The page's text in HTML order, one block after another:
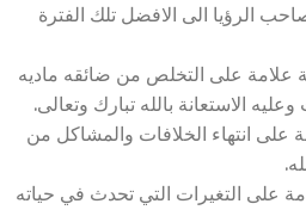
الرؤيا الى الافضل تلك الفترة
علامة على التخلص من ضائقه ماديه
الاستعانة بالله تبارك وتعالى.
على انتهاء الخلافات والمشاكل من
على التغيرات التي تحدث في حياته